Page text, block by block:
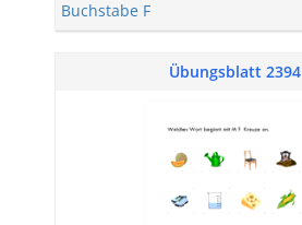
Buchstabe F
Übungsblatt 2394